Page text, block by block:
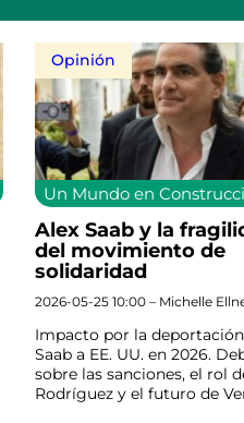
Opinión
Un Mundo en
Alex Saab y la
del movimiento de
solidaridad
2026-05-25 10:00 – Michelle
Impacto por la
Saab a EE. UU. en 2026.
sobre las sanciones, el rol
Rodríguez y el futuro de